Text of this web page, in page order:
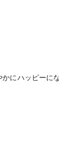
にハッピーに